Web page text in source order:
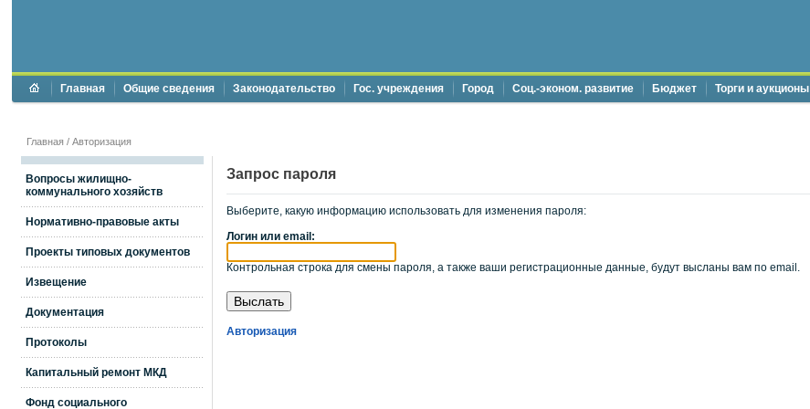
Главная Общие сведения Законодательство Гос. учреждения Город Соц.-эконом. развитие Бюджет Торги и аукционы
Главная / Авторизация
Вопросы жилищно-
коммунального хозяйств
Нормативно-правовые акты
Проекты типовых документов
Извещение
Документация
Протоколы
Капитальный ремонт МКД
Фонд социального
Запрос пароля
Выберите, какую информацию использовать для изменения пароля:
Логин или email:
Контрольная строка для смены пароля, а также ваши регистрационные данные, будут высланы вам по email.
Авторизация